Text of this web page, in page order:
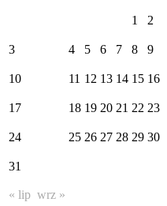
1 2
3 4 5 6 7 8 9
10 11 12 13 14 15 16
17 18 19 20 21 22 23
24 25 26 27 28 29 30
31
« lip wrz »